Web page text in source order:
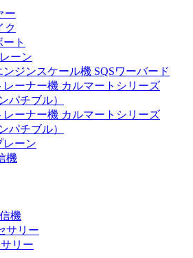
ー
ク
ート
ーン
ンジンスケール機 SQSワーバード
レーナー機 カルマートシリーズ
パチブル）
レーナー機 カルマートシリーズ
パチブル）
レーン
機
機
サリー
リー